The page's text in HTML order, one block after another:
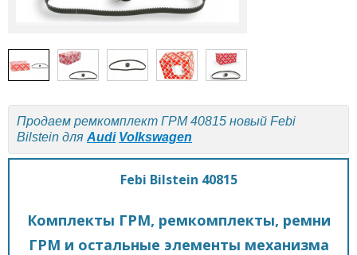
Продаем ремкомплект ГРМ 40815 новый Febi
Bilstein для Audi Volkswagen
Febi Bilstein 40815
Комплекты ГРМ, ремкомплекты, ремни
ГРМ и остальные элементы механизма